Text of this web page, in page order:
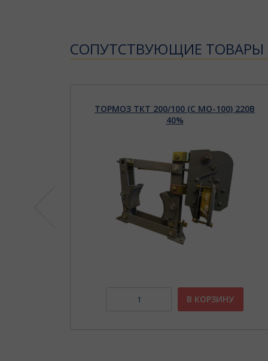
CОПУТСТВУЮЩИЕ ТОВАРЫ
ТОРМОЗ ТКТ 200/100 (С МО-100) 220В
40%
В КОРЗИНУ